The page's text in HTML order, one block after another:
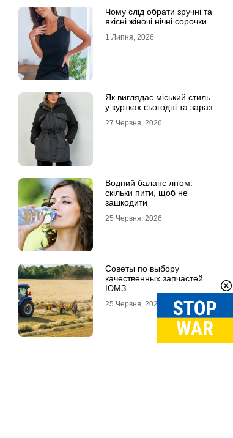
Чому слід обрати зручні та
якісні жіночі нічні сорочки
1 Липня, 2026
Як виглядає міський стиль
у куртках сьогодні та зараз
27 Червня, 2026
Водний баланс літом:
скільки пити, щоб не
зашкодити
25 Червня, 2026
Советы по выбору
качественных запчастей
ЮМЗ
25 Червня, 2026